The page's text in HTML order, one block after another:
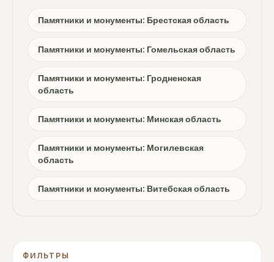
Памятники и монументы: Брестская область
Памятники и монументы: Гомельская область
Памятники и монументы: Гродненская
область
Памятники и монументы: Минская область
Памятники и монументы: Могилевская
область
Памятники и монументы: Витебская область
ФИЛЬТРЫ